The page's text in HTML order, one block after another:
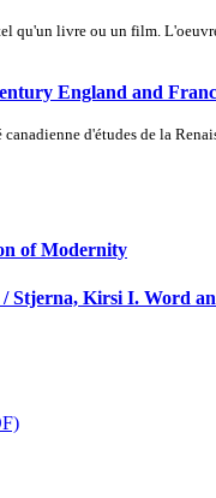
qu'un livre ou un film.
England and
d'études de la
of Modernity
Stjerna, Kirsi I. Word